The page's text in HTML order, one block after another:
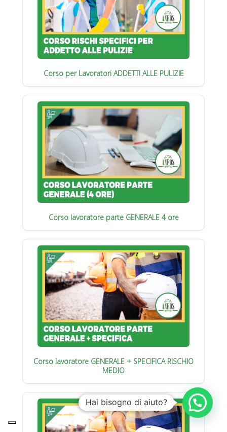
Corso per Lavoratori ADDETTI ALLE PULIZIE
Corso lavoratore parte GENERALE 4 ore
Corso lavoratore GENERALE + SPECIFICA RISCHIO
MEDIO
Hai bisogno di aiuto?